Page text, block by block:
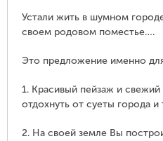
Устали жить в шумном
своем родовом поместье….
Это предложение именно
1. Красивый пейзаж и
отдохнуть от суеты города и
2. На своей земле Вы